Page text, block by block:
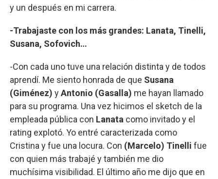
y un después en mi carrera.
-Trabajaste con los más grandes: Lanata, Tinelli,
Susana, Sofovich…
-Con cada uno tuve una relación distinta y de todos
aprendí. Me siento honrada de que Susana
(Giménez) yAntonio (Gasalla) me hayan llamado
para su programa. Una vez hicimos el sketch de la
empleada pública con Lanata como invitado y el
rating explotó. Yo entré caracterizada como
Cristina y fue una locura. Con (Marcelo) Tinelli fue
con quien más trabajé y también me dio
muchísima visibilidad. El último año me dijo que en